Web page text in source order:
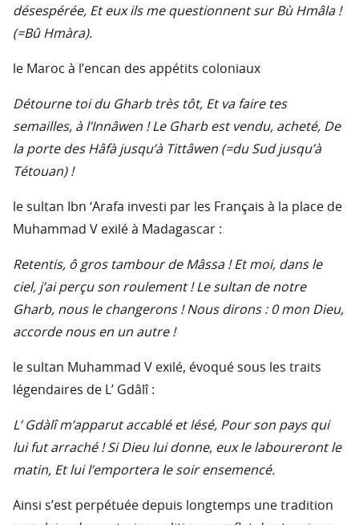
désespérée, Et eux ils me questionnent sur Bù Hmâla !
(=Bû Hmàra).
le Maroc à l’encan des appétits coloniaux
Détourne toi du Gharb très tôt, Et va faire tes
semailles, à l’Innâwen ! Le Gharb est vendu, acheté, De
la porte des Hâfà jusqu’à Tittâwen (=du Sud jusqu’à
Tétouan) !
le sultan Ibn ‘Arafa investi par les Français à la place de
Muhammad V exilé à Madagascar :
Retentis, ô gros tambour de Mâssa ! Et moi, dans le
ciel, j’ai perçu son roulement ! Le sultan de notre
Gharb, nous le changerons ! Nous dirons : 0 mon Dieu,
accorde nous en un autre !
le sultan Muhammad V exilé, évoqué sous les traits
légendaires de L’ Gdâlî :
L’ Gdàlî m’apparut accablé et lésé, Pour son pays qui
lui fut arraché ! Si Dieu lui donne, eux le laboureront le
matin, Et lui l’emportera le soir ensemencé.
Ainsi s’est perpétuée depuis longtemps une tradition